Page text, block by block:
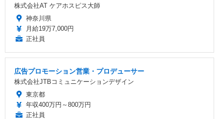
株式会社AT ケアホスピス大師
神奈川県
月給19万7,000円
正社員
広告プロモーション営業・プロデューサー
株式会社JTBコミュニケーションデザイン
東京都
年収400万円～800万円
正社員